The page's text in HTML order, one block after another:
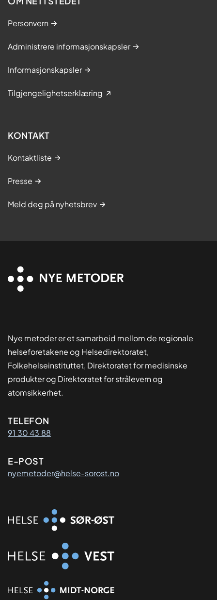
Personvern
Administrere informasjonskapsler
Informasjonskapsler
Tilgjengelighetserklæring
KONTAKT
Kontaktliste
Presse
Meld deg på nyhetsbrev
Nye metoder er et samarbeid mellom de regionale
helseforetakene og Helsedirektoratet,
Folkehelseinstituttet, Direktoratet for medisinske
produkter og Direktoratet for strålevern og
atomsikkerhet.
Kontaktinformasjon
TELEFON
91 30 43 88
E-POST
nyemetoder@helse-sorost.no
Organisasjon